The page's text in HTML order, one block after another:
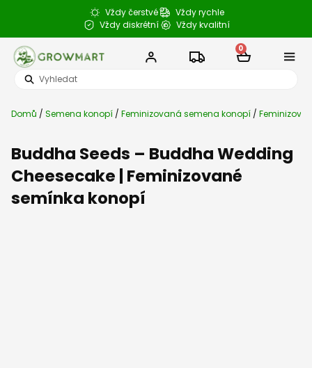
obsah
Vždy čerstvé
Vždy rychle
Vždy diskrétní
Vždy kvalitní
0
Cart
Search
Domů / Semena konopí / Feminizovaná semena konopí /
Buddha Seeds – Buddha Wedding
Cheesecake | Feminizované
semínka konopí